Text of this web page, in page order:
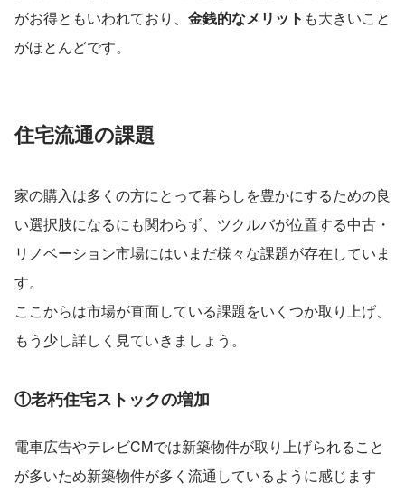
がお得ともいわれており、 金銭的なメリット も大きいこと
がほとんどです。
住宅流通の課題
家の購入は多くの方にとって暮らしを豊かにするための良
い選択肢になるにも関わらず、ツクルバが位置する中古・
リノベーション市場にはいまだ様々な課題が存在していま
す。
ここからは市場が直面している課題をいくつか取り上げ、
もう少し詳しく見ていきましょう。
①老朽住宅ストックの増加
電車広告やテレビCMでは新築物件が取り上げられること
が多いため新築物件が多く流通しているように感じます